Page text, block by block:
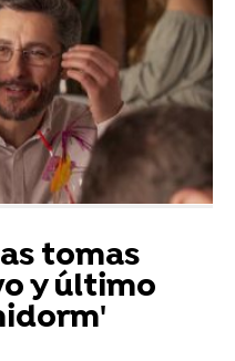
tomas
y último